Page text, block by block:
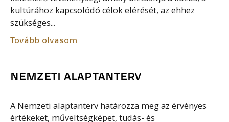
kultúrához kapcsolódó célok elérését, az ehhez
szükséges...
Tovább olvasom
NEMZETI ALAPTANTERV
A Nemzeti alaptanterv határozza meg az érvényes
értékeket, műveltségképet, tudás- és